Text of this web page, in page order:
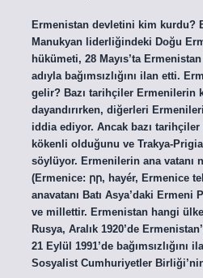
Ermenistan devletini kim kurdu?
Manukyan liderliğindeki Doğu
hükümeti, 28 Mayıs’ta
adıyla bağımsızlığını ilan etti.
gelir? Bazı tarihçiler Ermenilerin
dayandırırken, diğerleri
iddia ediyor. Ancak bazı
kökenli olduğunu ve Trakya-
söylüyor. Ermenilerin ana vatanı
(Ermenice: րր, hayér, Ermenice
anavatanı Batı Asya’daki
ve millettir. Ermenistan hangi
Rusya, Aralık 1920’de
21 Eylül 1991’de bağımsızlığını
Sosyalist Cumhuriyetler